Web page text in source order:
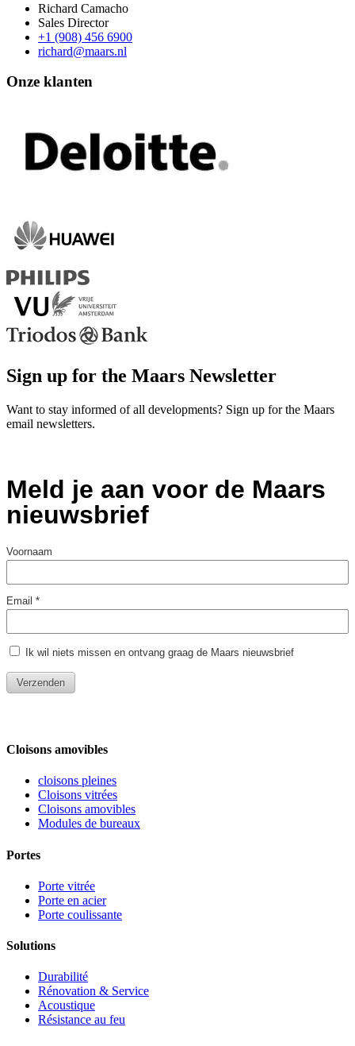
Richard Camacho
Sales Director
+1 (908) 456 6900
richard@maars.nl
Onze klanten
Sign up for the Maars Newsletter
Want to stay informed of all developments? Sign up for the Maars
email newsletters.
Cloisons amovibles
cloisons pleines
Cloisons vitrées
Cloisons amovibles
Modules de bureaux
Portes
Porte vitrée
Porte en acier
Porte coulissante
Solutions
Durabilité
Rénovation & Service
Acoustique
Résistance au feu